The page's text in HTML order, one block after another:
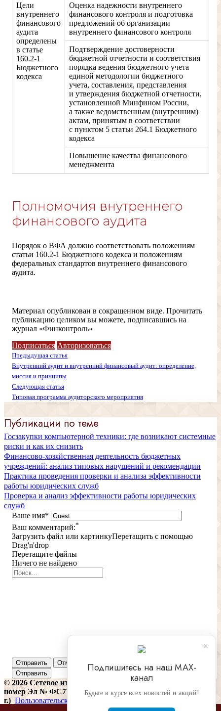
Цели
внутреннего
финансового
аудита
определены
в статье
160.2-1
Бюджетного
кодекса
Оценка надежности внутреннего
финансового контроля и подготовка
предложений об организации
внутреннего финансового контроля
Подтверждение достоверности
бюджетной отчетности и соответствия
порядка ведения бюджетного учета
единой методологии бюджетного
учета, составления, представления
и утверждения бюджетной отчетности,
установленной Минфином России,
а также ведомственным (внутренним)
актам, принятым в соответствии
с пунктом 5 статьи 264.1 Бюджетного
кодекса
Повышение качества финансового
менеджмента
Полномочия внутреннего
финансового аудита
Порядок о ВФА должно соответствовать положениям
статьи 160.2-1 Бюджетного кодекса и положениям
федеральных стандартов внутреннего финансового
аудита.
Материал опубликован в сокращенном виде. Прочитать
публикацию целиком вы можете, подписавшись на
журнал «Финконтроль»
Подписаться Авторизоваться
Предыдущая статья
Внутренний аудит и внутренний финансовый аудит: определение,
миссия и принципы
Следующая статья
Типовая программа аудиторского мероприятия
Публикации по теме
Госзакупки компьютерной техники: где возникают системные
риски и как их снизить
Финансово-хозяйственная деятельность бюджетных
учреждений: анализ типовых нарушений и рекомендации
Практика проведения проверки и анализа эффективности
работы юридических служб
Проверка и анализ эффективности работы юридических
служб
Ваше имя*
Ваш комментарий:*
Загрузить файл или картинкуПеретащить с помощью
Drag'n'drop
Перетащите файлы
Ничего не найдено
Отправить Отменить
© 2026 Сетевое издание «Финконтроль» (регистрационный
номер Эл № ФС77-81487 от 16 июля 2021
г.) Пользовательское соглашение
×
Подпишитесь на наш МАХ-
канал
Будьте в курсе всех новостей и акций!